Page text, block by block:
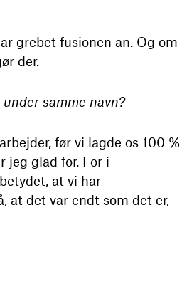
grebet fusionen an. Og om
der.
samme navn?
før vi lagde os 100 %
jeg glad for. For i
at vi har
at det var endt som det er,